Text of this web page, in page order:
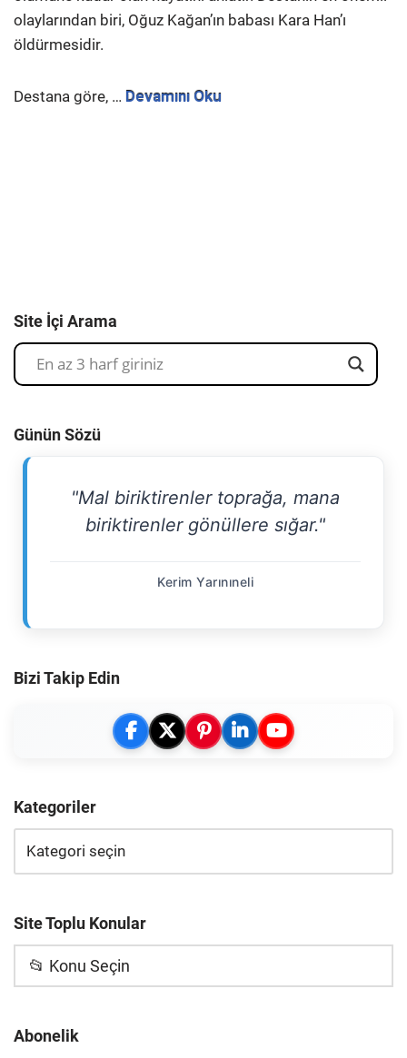
olaylarından biri, Oğuz Kağan’ın babası Kara Han’ı
öldürmesidir.
Destana göre, … Devamını Oku
Site İçi Arama
Günün Sözü
"Mal biriktirenler toprağa, mana
biriktirenler gönüllere sığar."
Kerim Yarınıneli
Bizi Takip Edin
Kategoriler
Site Toplu Konular
📂 Konu Seçin
Abonelik